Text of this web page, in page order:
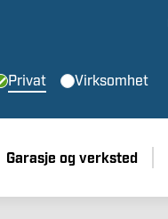
Privat Virksomhet
Garasje og verksted